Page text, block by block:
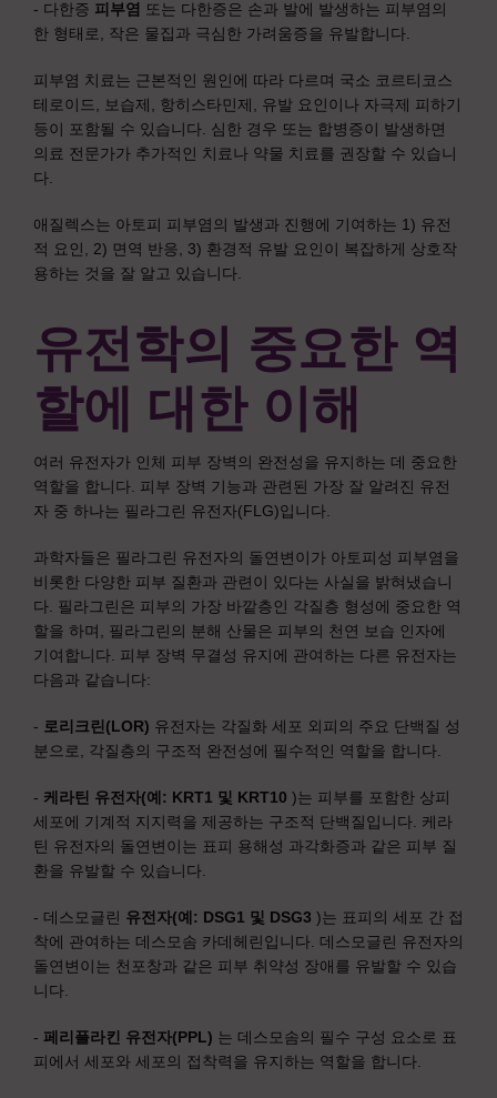
- 다한증 피부염 또는 다한증은 손과 발에 발생하는 피부염의
한 형태로, 작은 물집과 극심한 가려움증을 유발합니다.
피부염 치료는 근본적인 원인에 따라 다르며 국소 코르티코스
테로이드, 보습제, 항히스타민제, 유발 요인이나 자극제 피하기
등이 포함될 수 있습니다. 심한 경우 또는 합병증이 발생하면
의료 전문가가 추가적인 치료나 약물 치료를 권장할 수 있습니
다.
애질렉스는 아토피 피부염의 발생과 진행에 기여하는 1) 유전
적 요인, 2) 면역 반응, 3) 환경적 유발 요인이 복잡하게 상호작
용하는 것을 잘 알고 있습니다.
유전학의 중요한 역
할에 대한 이해
여러 유전자가 인체 피부 장벽의 완전성을 유지하는 데 중요한
역할을 합니다. 피부 장벽 기능과 관련된 가장 잘 알려진 유전
자 중 하나는 필라그린 유전자(FLG)입니다.
과학자들은 필라그린 유전자의 돌연변이가 아토피성 피부염을
비롯한 다양한 피부 질환과 관련이 있다는 사실을 밝혀냈습니
다. 필라그린은 피부의 가장 바깥층인 각질층 형성에 중요한 역
할을 하며, 필라그린의 분해 산물은 피부의 천연 보습 인자에
기여합니다. 피부 장벽 무결성 유지에 관여하는 다른 유전자는
다음과 같습니다:
- 로리크린(LOR) 유전자는 각질화 세포 외피의 주요 단백질 성
분으로, 각질층의 구조적 완전성에 필수적인 역할을 합니다.
- 케라틴 유전자(예: KRT1 및 KRT10 )는 피부를 포함한 상피
세포에 기계적 지지력을 제공하는 구조적 단백질입니다. 케라
틴 유전자의 돌연변이는 표피 용해성 과각화증과 같은 피부 질
환을 유발할 수 있습니다.
- 데스모글린 유전자(예: DSG1 및 DSG3 )는 표피의 세포 간 접
착에 관여하는 데스모솜 카데헤린입니다. 데스모글린 유전자의
돌연변이는 천포창과 같은 피부 취약성 장애를 유발할 수 있습
니다.
- 페리플라킨 유전자(PPL) 는 데스모솜의 필수 구성 요소로 표
피에서 세포와 세포의 접착력을 유지하는 역할을 합니다.